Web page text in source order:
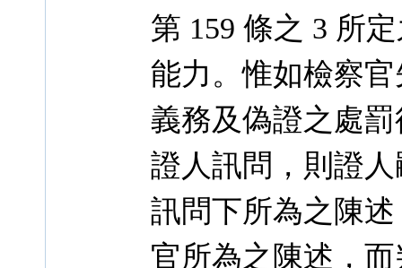
第 159 條之 3 所
能力。惟如檢察
義務及偽證之處
證人訊問，則證
訊問下所為之陳
官所為之陳述，